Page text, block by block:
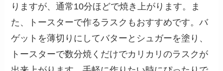
りますが、通常10分ほどで焼き上がります。ま
た、トースターで作るラスクもおすすめです。バ
ゲットを薄切りにしてバターとシュガーを塗り、
トースターで数分焼くだけでカリカリのラスクが